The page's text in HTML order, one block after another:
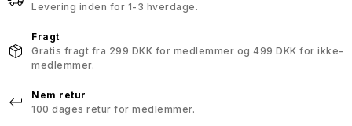
Levering inden for 1-3 hverdage.
Fragt
Gratis fragt fra 299 DKK for medlemmer og 499 DKK for ikke-
medlemmer.
Nem retur
100 dages retur for medlemmer.